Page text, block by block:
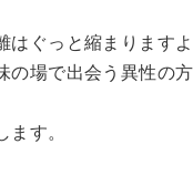
ぐっと縮まりますよ
場で出会う異性の
す。